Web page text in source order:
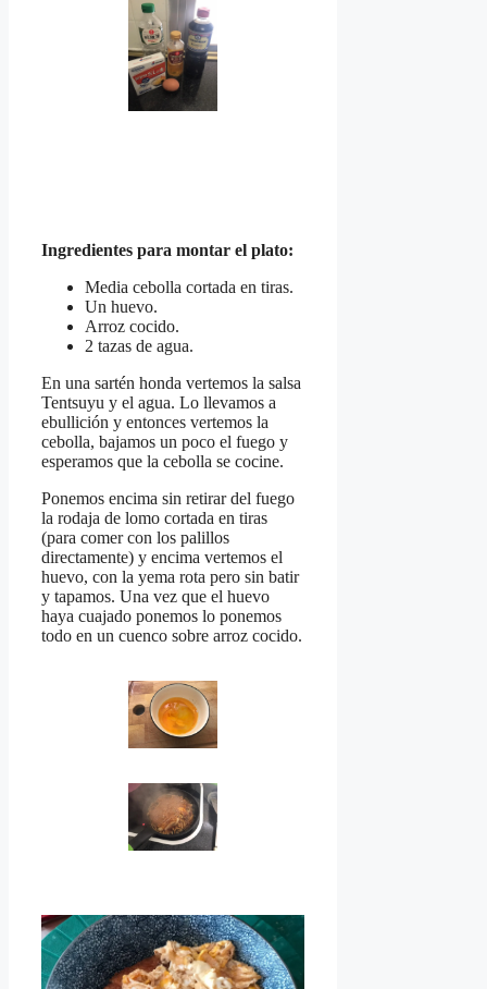
Ingredientes para montar el plato:
Media cebolla cortada en tiras.
Un huevo.
Arroz cocido.
2 tazas de agua.
En una sartén honda vertemos la salsa
Tentsuyu y el agua. Lo llevamos a
ebullición y entonces vertemos la
cebolla, bajamos un poco el fuego y
esperamos que la cebolla se cocine.
Ponemos encima sin retirar del fuego
la rodaja de lomo cortada en tiras
(para comer con los palillos
directamente) y encima vertemos el
huevo, con la yema rota pero sin batir
y tapamos. Una vez que el huevo
haya cuajado ponemos lo ponemos
todo en un cuenco sobre arroz cocido.